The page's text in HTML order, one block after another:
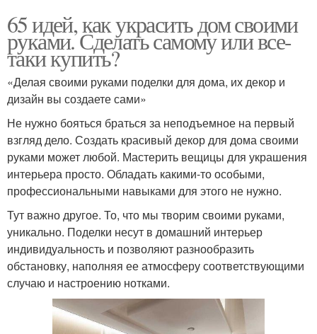
65 идей, как украсить дом своими
руками. Сделать самому или все-
таки купить?
«Делая своими руками поделки для дома, их декор и
дизайн вы создаете сами»
Не нужно бояться браться за неподъемное на первый
взгляд дело. Создать красивый декор для дома своими
руками может любой. Мастерить вещицы для украшения
интерьера просто. Обладать какими-то особыми,
профессиональными навыками для этого не нужно.
Тут важно другое. То, что мы творим своими руками,
уникально. Поделки несут в домашний интерьер
индивидуальность и позволяют разнообразить
обстановку, наполняя ее атмосферу соответствующими
случаю и настроению нотками.